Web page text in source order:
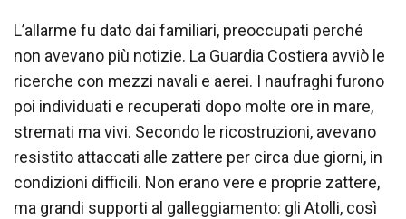
L’allarme fu dato dai familiari, preoccupati perché
non avevano più notizie. La Guardia Costiera avviò le
ricerche con mezzi navali e aerei. I naufraghi furono
poi individuati e recuperati dopo molte ore in mare,
stremati ma vivi. Secondo le ricostruzioni, avevano
resistito attaccati alle zattere per circa due giorni, in
condizioni difficili. Non erano vere e proprie zattere,
ma grandi supporti al galleggiamento: gli Atolli, così